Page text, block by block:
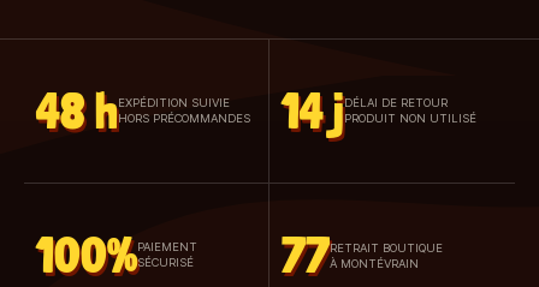
48 h EXPÉDITION SUIVIE
HORS PRÉCOMMANDES
14 jDÉLAI DE RETOUR
PRODUIT NON UTILISÉ
100% PAIEMENT
SÉCURISÉ
77RETRAIT BOUTIQUE
À MONTÉVRAIN